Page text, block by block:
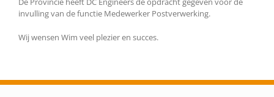
invulling van de functie Medewerker Postverwerking.
Wij wensen Wim veel plezier en succes.